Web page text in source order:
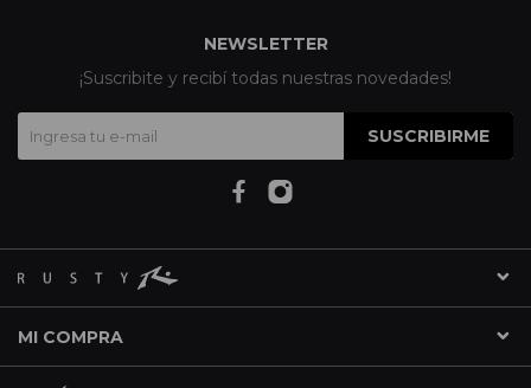
MI COMPRA
NEWSLETTER
¡Suscribite y recibí todas nuestras novedades!
SUSCRIBIRME